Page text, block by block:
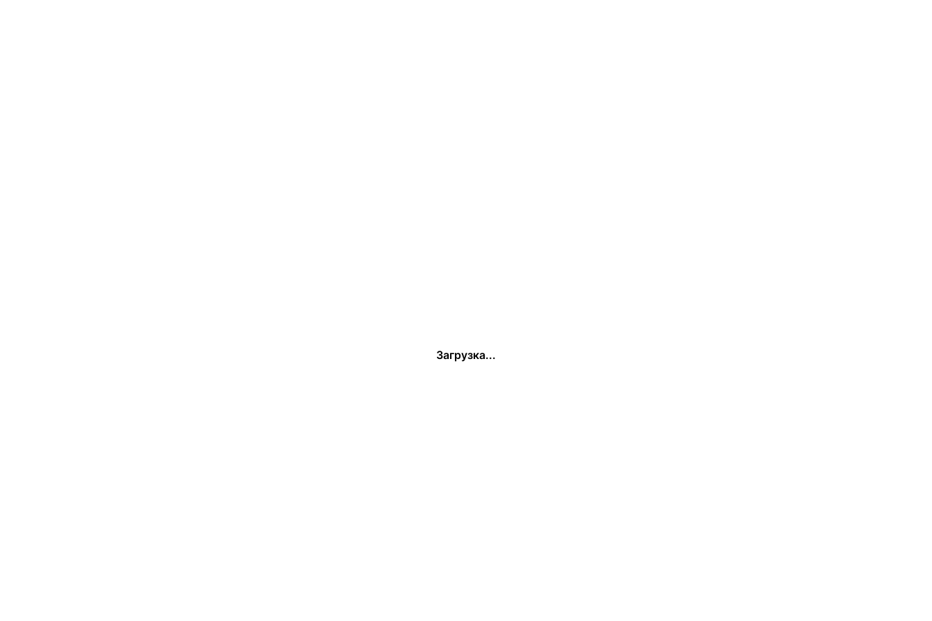
Загрузка...